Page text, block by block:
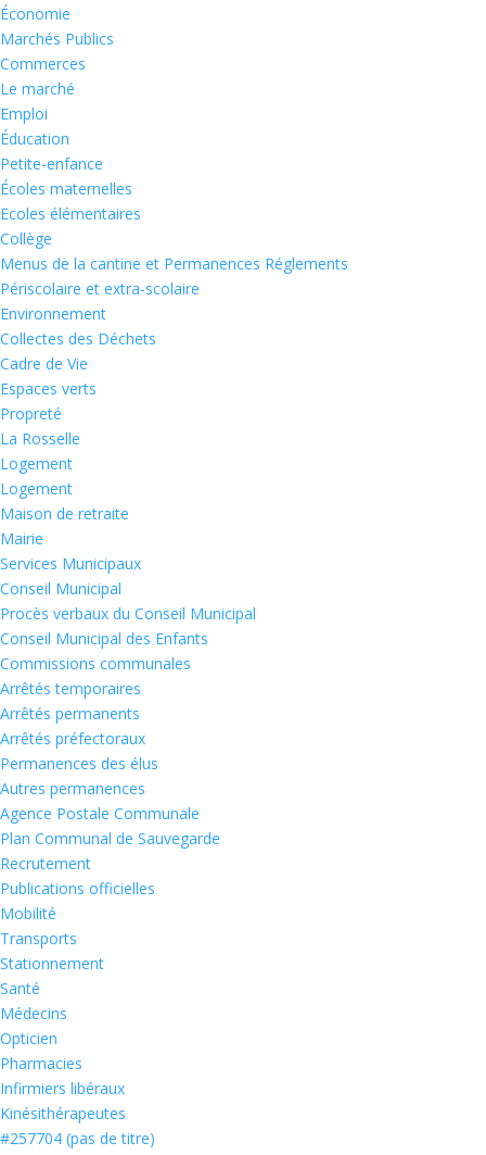
Économie
Marchés Publics
Commerces
Le marché
Emploi
Éducation
Petite-enfance
Écoles maternelles
Ecoles élémentaires
Collège
Menus de la cantine et Permanences Réglements
Périscolaire et extra-scolaire
Environnement
Collectes des Déchets
Cadre de Vie
Espaces verts
Propreté
La Rosselle
Logement
Logement
Maison de retraite
Mairie
Services Municipaux
Conseil Municipal
Procès verbaux du Conseil Municipal
Conseil Municipal des Enfants
Commissions communales
Arrêtés temporaires
Arrêtés permanents
Arrêtés préfectoraux
Permanences des élus
Autres permanences
Agence Postale Communale
Plan Communal de Sauvegarde
Recrutement
Publications officielles
Mobilité
Transports
Stationnement
Santé
Médecins
Opticien
Pharmacies
Infirmiers libéraux
Kinésithérapeutes
#257704 (pas de titre)